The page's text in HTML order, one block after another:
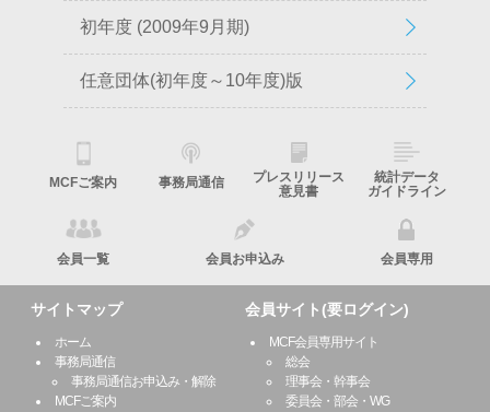
初年度 (2009年9月期)
任意団体(初年度～10年度)版
MCFご案内 事務局通信
プレスリリース
意見書
統計データ
ガイドライン
会員一覧 会員お申込み 会員専用
サイトマップ
ホーム
事務局通信
事務局通信お申込み・解除
MCFご案内
会員サイト(要ログイン)
MCF会員専用サイト
総会
理事会・幹事会
委員会・部会・WG